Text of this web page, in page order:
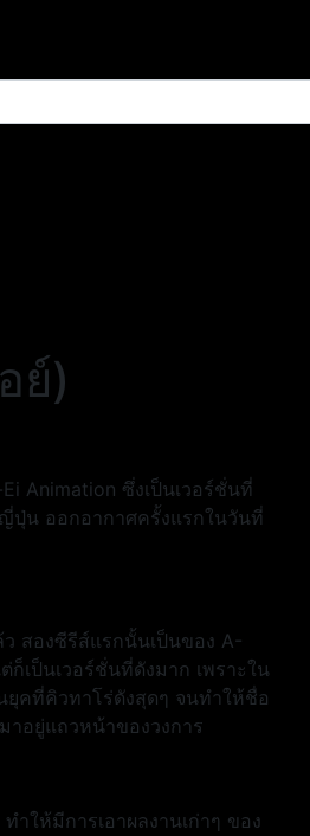
ย์)
Animation ซึ่งเป็นเวอร์ชั่นที่
ปุ่น ออกอากาศครั้งแรกในวันที่
สองซีรีส์แรกนั้นเป็นของ A-
เป็นเวอร์ชั่นที่ดังมาก เพราะใน
ยุคที่คิวทาโร่ดังสุดๆ จนทำให้ชื่อ
าอยู่แถวหน้าของวงการ
ให้มีการเอาผลงานเก่าๆ ของ